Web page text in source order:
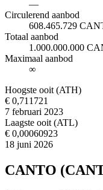
—
Circulerend aanbod
608.465.729
Totaal aanbod
1.000.000.000
Maximaal aanbod
∞
Hoogste ooit (ATH)
€ 0,711721
7 februari 2023
Laagste ooit (ATL)
€ 0,00060923
18 juni 2026
CANTO